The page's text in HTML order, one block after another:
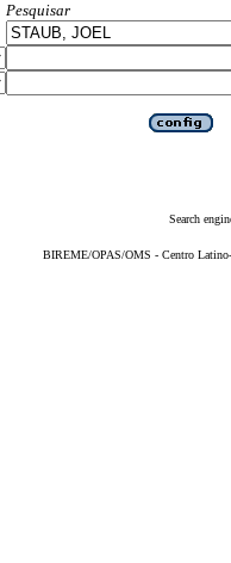
Pesquisar
Search
BIREME/OPAS/OMS - Centro Latino-